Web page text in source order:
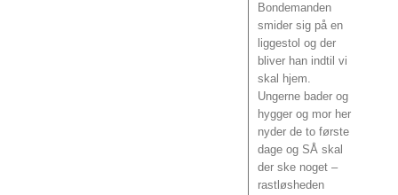
Bondemanden
smider sig på en
liggestol og der
bliver han indtil vi
skal hjem.
Ungerne bader og
hygger og mor her
nyder de to første
dage og SÅ skal
der ske noget –
rastløsheden